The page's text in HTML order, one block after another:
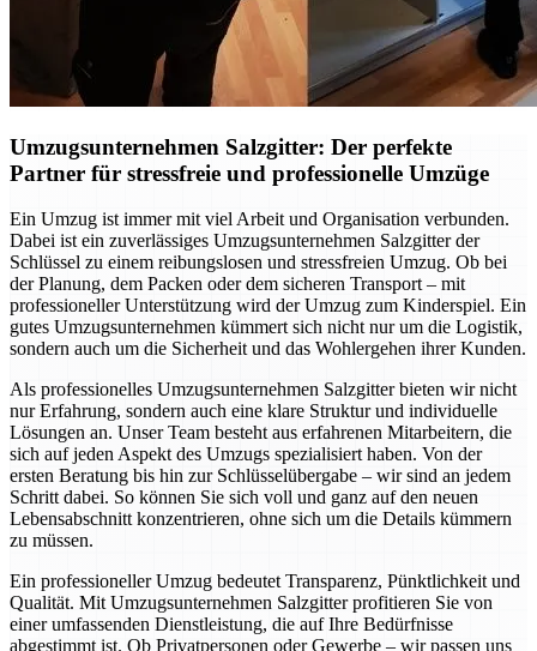
Umzugsunternehmen Salzgitter: Der perfekte
Partner für stressfreie und professionelle Umzüge
Ein Umzug ist immer mit viel Arbeit und Organisation verbunden.
Dabei ist ein zuverlässiges Umzugsunternehmen Salzgitter der
Schlüssel zu einem reibungslosen und stressfreien Umzug. Ob bei
der Planung, dem Packen oder dem sicheren Transport – mit
professioneller Unterstützung wird der Umzug zum Kinderspiel. Ein
gutes Umzugsunternehmen kümmert sich nicht nur um die Logistik,
sondern auch um die Sicherheit und das Wohlergehen ihrer Kunden.
Als professionelles Umzugsunternehmen Salzgitter bieten wir nicht
nur Erfahrung, sondern auch eine klare Struktur und individuelle
Lösungen an. Unser Team besteht aus erfahrenen Mitarbeitern, die
sich auf jeden Aspekt des Umzugs spezialisiert haben. Von der
ersten Beratung bis hin zur Schlüsselübergabe – wir sind an jedem
Schritt dabei. So können Sie sich voll und ganz auf den neuen
Lebensabschnitt konzentrieren, ohne sich um die Details kümmern
zu müssen.
Ein professioneller Umzug bedeutet Transparenz, Pünktlichkeit und
Qualität. Mit Umzugsunternehmen Salzgitter profitieren Sie von
einer umfassenden Dienstleistung, die auf Ihre Bedürfnisse
abgestimmt ist. Ob Privatpersonen oder Gewerbe – wir passen uns